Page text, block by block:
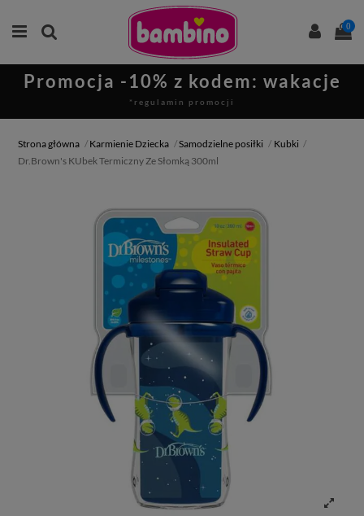
0
Promocja -10% z kodem: wakacje
*regulamin promocji
Strona główna Karmienie Dziecka Samodzielne posiłki
Kubki
Dr.Brown's KUbek Termiczny Ze Słomką 300ml